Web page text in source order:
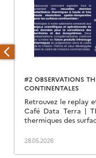
#2 OBSERVATIONS
CONTINENTALES
Retrouvez le replay
Café Data Terra |
thermiques des
28.05.2026